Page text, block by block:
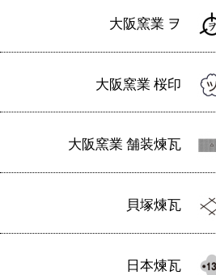
大阪窯業 ヲ
大阪窯業 桜印
大阪窯業 舗装煉瓦
貝塚煉瓦
日本煉瓦